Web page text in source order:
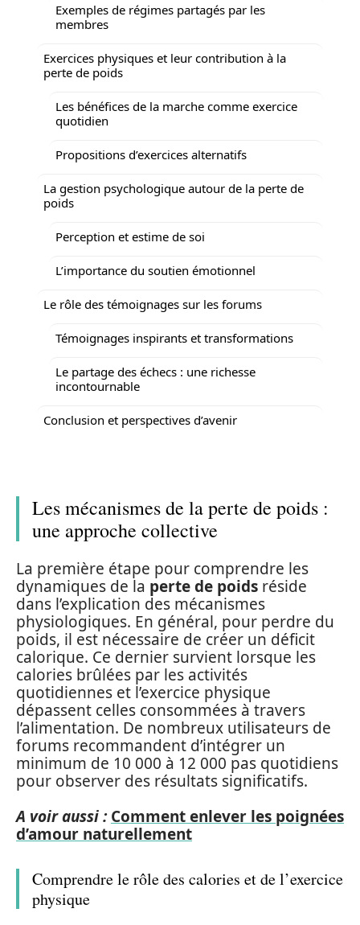
Exemples de régimes partagés par les
membres
Exercices physiques et leur contribution à la
perte de poids
Les bénéfices de la marche comme exercice
quotidien
Propositions d’exercices alternatifs
La gestion psychologique autour de la perte de
poids
Perception et estime de soi
L’importance du soutien émotionnel
Le rôle des témoignages sur les forums
Témoignages inspirants et transformations
Le partage des échecs : une richesse
incontournable
Conclusion et perspectives d’avenir
Les mécanismes de la perte de poids :
une approche collective
La première étape pour comprendre les
dynamiques de la perte de poids réside
dans l’explication des mécanismes
physiologiques. En général, pour perdre du
poids, il est nécessaire de créer un déficit
calorique. Ce dernier survient lorsque les
calories brûlées par les activités
quotidiennes et l’exercice physique
dépassent celles consommées à travers
l’alimentation. De nombreux utilisateurs de
forums recommandent d’intégrer un
minimum de 10 000 à 12 000 pas quotidiens
pour observer des résultats significatifs.
A voir aussi : Comment enlever les poignées
d’amour naturellement
Comprendre le rôle des calories et de l’exercice
physique